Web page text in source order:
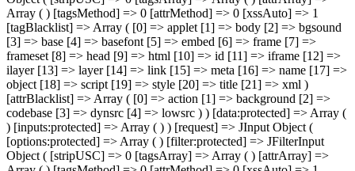
Array ( ) [tagsMethod] => 0 [attrMethod] => 0 [xssAuto] => 1
[tagBlacklist] => Array ( [0] => applet [1] => body [2] => bgsound
[3] => base [4] => basefont [5] => embed [6] => frame [7] =>
frameset [8] => head [9] => html [10] => id [11] => iframe [12] =>
ilayer [13] => layer [14] => link [15] => meta [16] => name [17] =>
object [18] => script [19] => style [20] => title [21] => xml )
[attrBlacklist] => Array ( [0] => action [1] => background [2] =>
codebase [3] => dynsrc [4] => lowsrc ) ) [data:protected] => Array (
) [inputs:protected] => Array ( ) ) [request] => JInput Object (
[options:protected] => Array ( ) [filter:protected] => JFilterInput
Object ( [stripUSC] => 0 [tagsArray] => Array ( ) [attrArray] =>